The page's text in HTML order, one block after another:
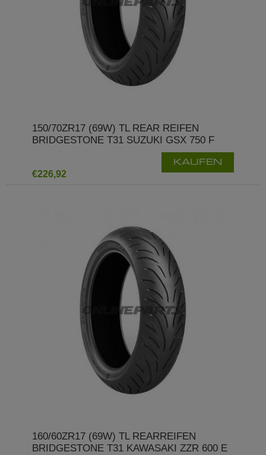
150/70ZR17 (69W) TL REAR REIFEN
BRIDGESTONE T31 SUZUKI GSX 750 F
€226,92
KAUFEN
160/60ZR17 (69W) TL REARREIFEN
BRIDGESTONE T31 KAWASAKI ZZR 600 E